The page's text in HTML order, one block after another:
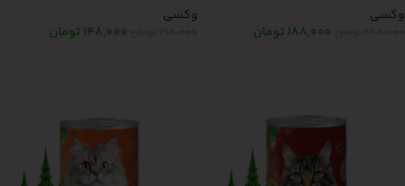
وکسی
188,000 تومان
وکسی
148,000 تومان